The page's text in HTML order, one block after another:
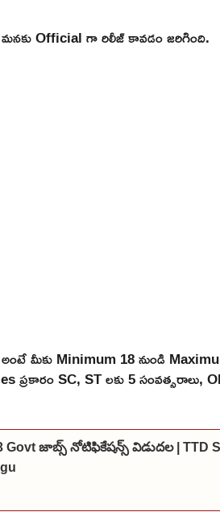
Official గా రిలీజ్ కావడం జరిగింది.
మీకు Minimum 18 నుండి
ప్రకారం SC, ST లకు 5 సంవత్సరాలు,
Govt జాబ్స్ నోటిఫికేషన్స్ విడుదల | TTD